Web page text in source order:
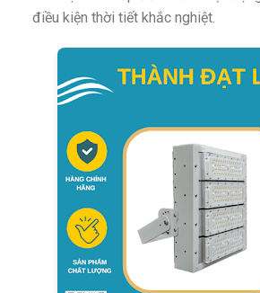
điều kiện thời tiết khắc nghiệt.